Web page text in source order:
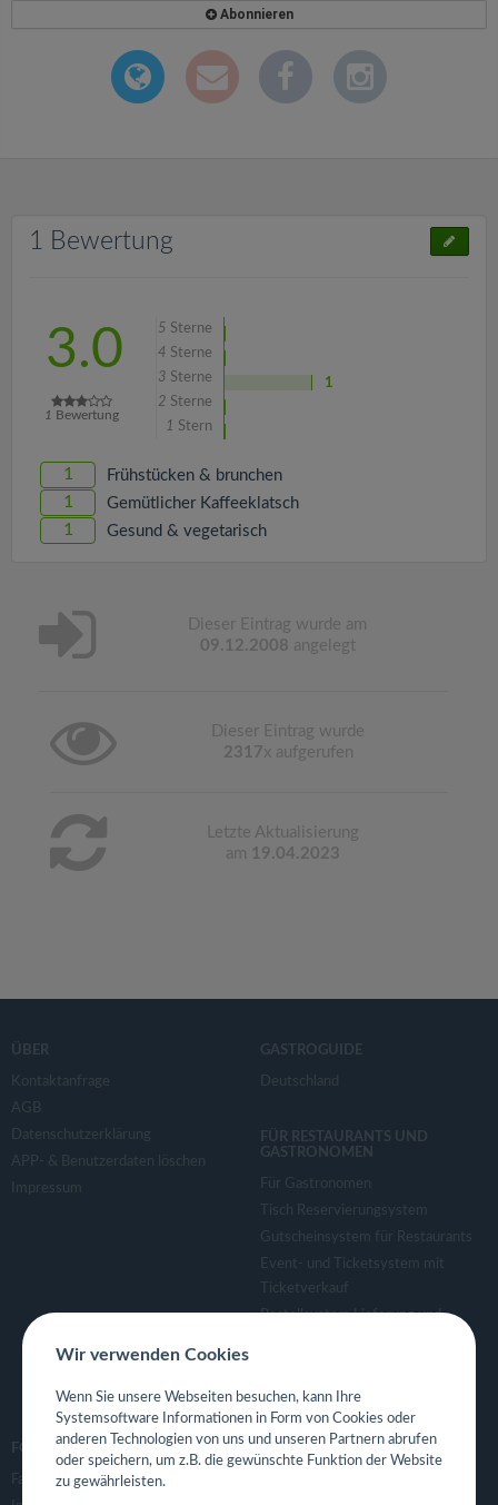
Abonnieren
1 Bewertung
3.0
1 Bewertung
5 Sterne
4 Sterne
3 Sterne
1
2 Sterne
1 Stern
1 Frühstücken & brunchen
1 Gemütlicher Kaffeeklatsch
1 Gesund & vegetarisch
Dieser Eintrag wurde am
09.12.2008 angelegt
Dieser Eintrag wurde
2317x aufgerufen
Letzte Aktualisierung
am 19.04.2023
ÜBER
Kontaktanfrage
AGB
Datenschutzerklärung
APP- & Benutzerdaten löschen
Impressum
GASTROGUIDE
Deutschland
FÜR RESTAURANTS UND
GASTRONOMEN
Für Gastronomen
Tisch Reservierungsystem
Gutscheinsystem für Restaurants
Event- und Ticketsystem mit
Ticketverkauf
Bestellsystem Lieferung und
Eigene App für Restaurant
FOLGE UNS
Facebook
Wir verwenden Cookies
Wenn Sie unsere Webseiten besuchen, kann Ihre
Systemsoftware Informationen in Form von Cookies oder
anderen Technologien von uns und unseren Partnern abrufen
oder speichern, um z.B. die gewünschte Funktion der Website
zu gewährleisten.